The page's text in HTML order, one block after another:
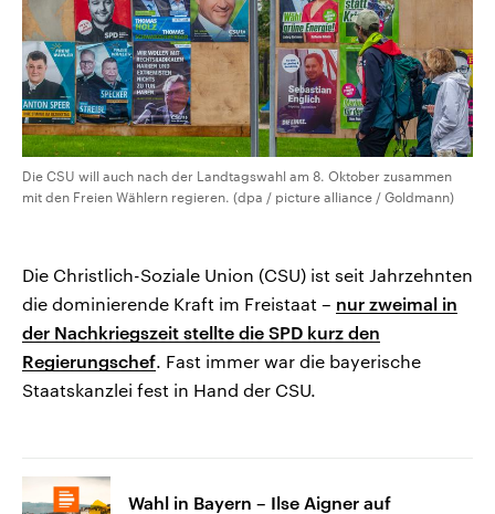
Die CSU will auch nach der Landtagswahl am 8. Oktober zusammen
mit den Freien Wählern regieren. (dpa / picture alliance / Goldmann)
Die Christlich-Soziale Union (CSU) ist seit Jahrzehnten
die dominierende Kraft im Freistaat – nur zweimal in
der Nachkriegszeit stellte die SPD kurz den
Regierungschef. Fast immer war die bayerische
Staatskanzlei fest in Hand der CSU.
Wahl in Bayern – Ilse Aigner auf